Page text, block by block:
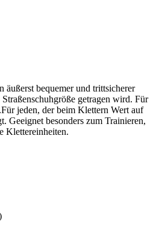
äußerst bequemer und trittsicherer
getragen wird. Für
jeden, der beim Klettern Wert auf
Geeignet besonders zum Trainieren,
Klettereinheiten.